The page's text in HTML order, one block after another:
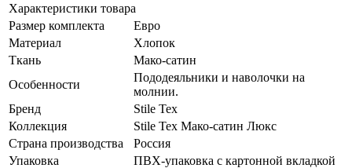
Характеристики товара
Размер комплекта
Евро
Материал
Хлопок
Ткань
Мако-сатин
Особенности
Пододеяльники и наволочки на
молнии.
Бренд
Stile Tex
Коллекция
Stile Tex Мако-сатин Люкс
Страна производства
Россия
Упаковка
ПВХ-упаковка с картонной вкладкой